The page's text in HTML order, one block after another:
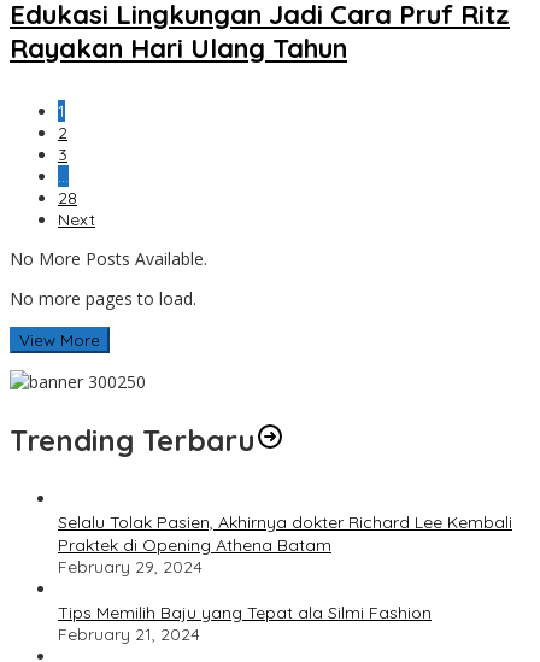
Edukasi Lingkungan Jadi Cara Pruf Ritz
Rayakan Hari Ulang Tahun
1
2
3
…
28
Next
No More Posts Available.
No more pages to load.
View More
Trending Terbaru
Selalu Tolak Pasien, Akhirnya dokter Richard Lee Kembali
Praktek di Opening Athena Batam
February 29, 2024
Tips Memilih Baju yang Tepat ala Silmi Fashion
February 21, 2024